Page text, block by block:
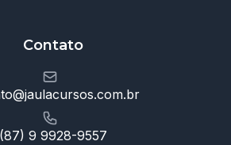
Contato
(87) 9 9928-9557